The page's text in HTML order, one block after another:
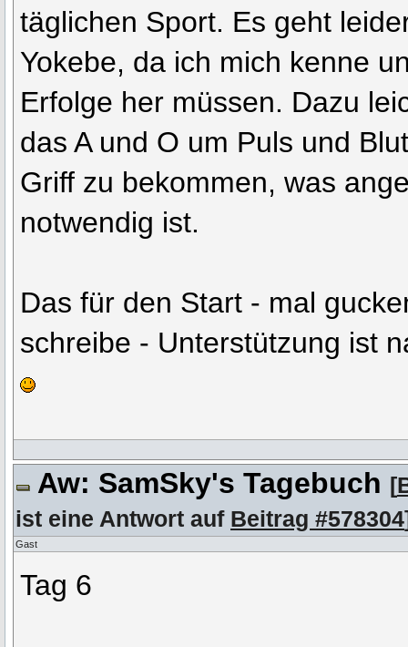
täglichen Sport. Es geht
Yokebe, da ich mich kenne
Erfolge her müssen. Dazu
das A und O um Puls und
Griff zu bekommen, was
notwendig ist.
Das für den Start - mal
schreibe - Unterstützung ist
Aw: SamSky's Tagebuch [
ist eine Antwort auf Beitrag #578304
Gast
Tag 6